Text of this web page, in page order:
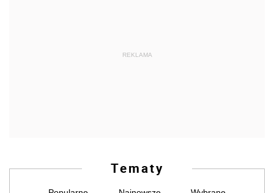
REKLAMA
Tematy